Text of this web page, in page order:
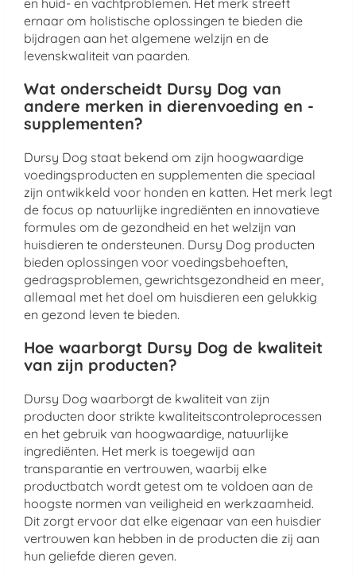
en huid- en vachtproblemen. Het merk streeft
ernaar om holistische oplossingen te bieden die
bijdragen aan het algemene welzijn en de
levenskwaliteit van paarden.
Wat onderscheidt Dursy Dog van
andere merken in dierenvoeding en -
supplementen?
Dursy Dog staat bekend om zijn hoogwaardige
voedingsproducten en supplementen die speciaal
zijn ontwikkeld voor honden en katten. Het merk legt
de focus op natuurlijke ingrediënten en innovatieve
formules om de gezondheid en het welzijn van
huisdieren te ondersteunen. Dursy Dog producten
bieden oplossingen voor voedingsbehoeften,
gedragsproblemen, gewrichtsgezondheid en meer,
allemaal met het doel om huisdieren een gelukkig
en gezond leven te bieden.
Hoe waarborgt Dursy Dog de kwaliteit
van zijn producten?
Dursy Dog waarborgt de kwaliteit van zijn
producten door strikte kwaliteitscontroleprocessen
en het gebruik van hoogwaardige, natuurlijke
ingrediënten. Het merk is toegewijd aan
transparantie en vertrouwen, waarbij elke
productbatch wordt getest om te voldoen aan de
hoogste normen van veiligheid en werkzaamheid.
Dit zorgt ervoor dat elke eigenaar van een huisdier
vertrouwen kan hebben in de producten die zij aan
hun geliefde dieren geven.